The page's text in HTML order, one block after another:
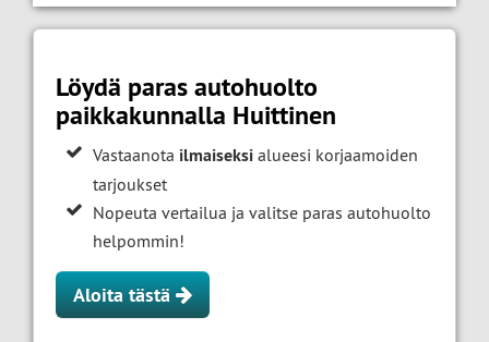
Löydä paras autohuolto
paikkakunnalla Huittinen
Vastaanota ilmaiseksi alueesi korjaamoiden
tarjoukset
Nopeuta vertailua ja valitse paras autohuolto
helpommin!
Aloita tästä